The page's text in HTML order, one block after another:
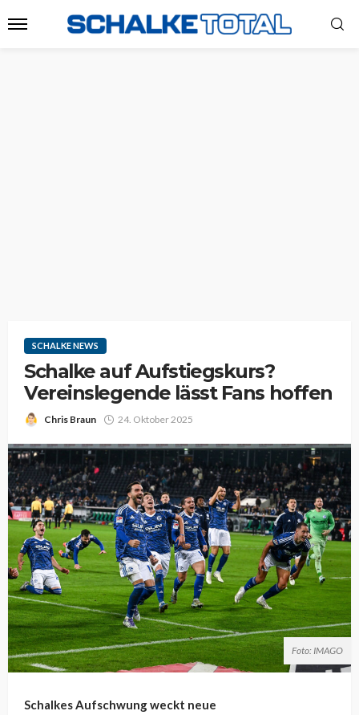
SCHALKE NEWS
Schalke auf Aufstiegskurs?
Vereinslegende lässt Fans hoffen
Chris Braun 24. Oktober 2025
Foto: IMAGO
Schalkes Aufschwung weckt neue